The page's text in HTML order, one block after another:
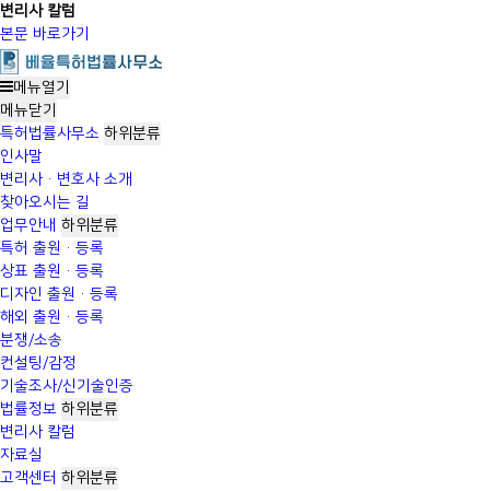
변리사 칼럼
본문 바로가기
메뉴열기
메뉴닫기
특허법률사무소 하위분류
인사말
변리사·변호사 소개
찾아오시는 길
업무안내 하위분류
특허 출원·등록
상표 출원·등록
디자인 출원·등록
해외 출원·등록
분쟁/소송
컨설팅/감정
기술조사/신기술인증
법률정보 하위분류
변리사 칼럼
자료실
고객센터 하위분류